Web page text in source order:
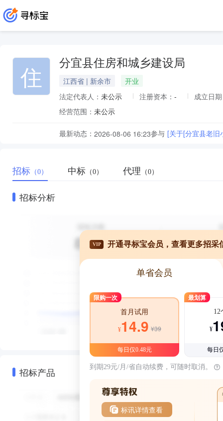
住 分宜县住房和城乡建设局
江西省 | 新余市
开业
法定代表人： 未公示 注册资本： -
成立日
经营范围： 未公示
最新动态： 2026-08-06 16:23参与 [关于[分宜县老
招标 （0） 中标 （0） 代理 （0）
招标分析
招标产品
VIP 开通寻标宝会员，查看更多招采
单省会员
限购一次
首月试用
¥14.9 ¥39
每日仅0.48元
最划算
12
¥
每日
到期29元/月/省自动续费，可随时取消。
标讯详情查看